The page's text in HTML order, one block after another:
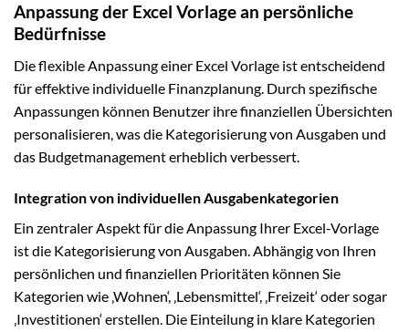
Anpassung der Excel Vorlage an persönliche
Bedürfnisse
Die flexible Anpassung einer Excel Vorlage ist entscheidend
für effektive individuelle Finanzplanung. Durch spezifische
Anpassungen können Benutzer ihre finanziellen Übersichten
personalisieren, was die Kategorisierung von Ausgaben und
das Budgetmanagement erheblich verbessert.
Integration von individuellen Ausgabenkategorien
Ein zentraler Aspekt für die Anpassung Ihrer Excel-Vorlage
ist die Kategorisierung von Ausgaben. Abhängig von Ihren
persönlichen und finanziellen Prioritäten können Sie
Kategorien wie ‚Wohnen‘, ‚Lebensmittel‘, ‚Freizeit‘ oder sogar
‚Investitionen‘ erstellen. Die Einteilung in klare Kategorien